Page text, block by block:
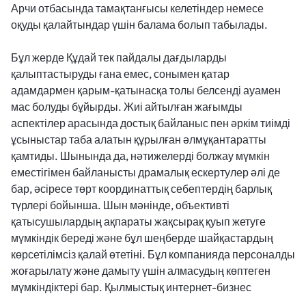
Арчи отбасында тамақтанғысы келетіндер немесе
оқуды қалайтындар үшін балама болып табылады.
Бұл жерде Құдай тек пайдалы дағдыларды
қалыптастыруды ғана емес, сонымен қатар
адамдармен қарым-қатынасқа толы белсенді ауамен
мас болуды бұйырды. Жиі айтылған жағымды
аспектілер арасында достық байланыс пен әркім тиімді
ұсыныстар таба алатын құрылған әлмұқантаратты
қамтиды. Шынында да, нәтижелерді болжау мүмкін
еместігімен байланысты драмалық ескертулер әлі де
бар, әсіресе төрт координаттық себептердің барлық
түрлері бойынша. Шын мәнінде, объективті
қатысушылардың ақпараты жақсырақ қуып жетуге
мүмкіндік береді және бұл шеңберде шайқастардың
көрсетілімсіз қалай өтетіні. Бұл компанияда персоналды
жоғарылату және дамыту үшін алмасудың көптеген
мүмкіндіктері бар. Қылмыстық интернет-бизнес